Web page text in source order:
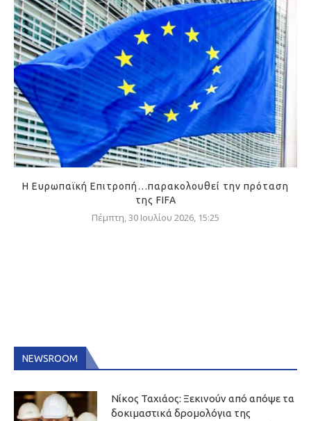
Η Ευρωπαϊκή Επιτροπή…παρακολουθεί την πρόταση
της FIFA
Πέμπτη, 30 Ιουλίου 2026, 15:25
NEWSROOM
Νίκος Ταχιάος: Ξεκινούν από απόψε τα
δοκιμαστικά δρομολόγια της